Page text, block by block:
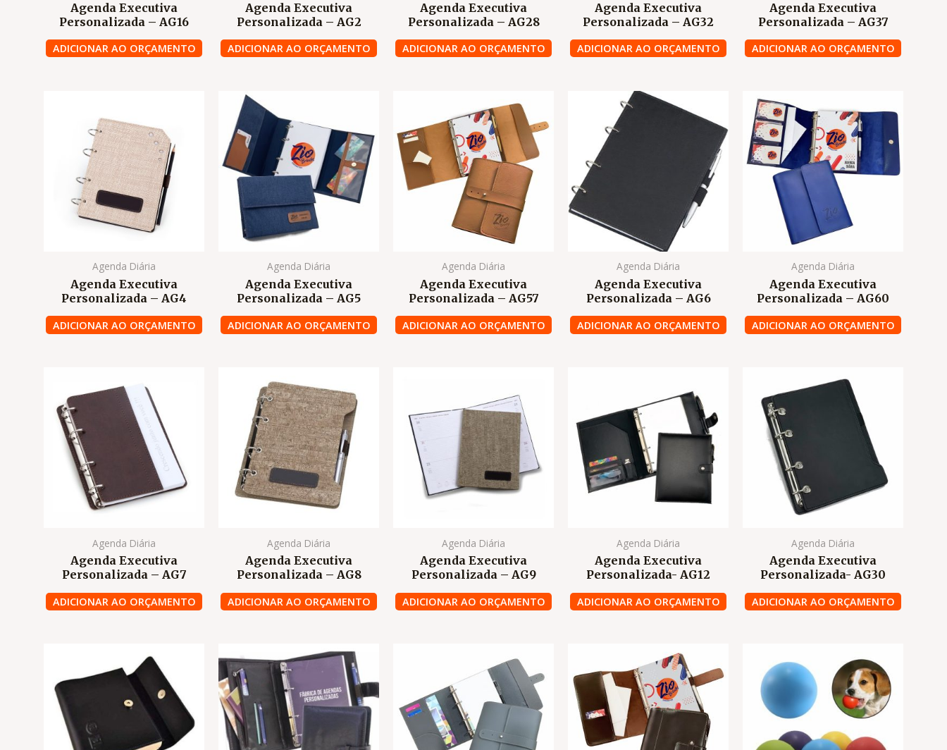
Agenda Executiva
Personalizada – AG16
ADICIONAR AO ORÇAMENTO
Agenda Executiva
Personalizada – AG2
ADICIONAR AO ORÇAMENTO
Agenda Executiva
Personalizada – AG28
ADICIONAR AO ORÇAMENTO
Agenda Executiva
Personalizada – AG32
ADICIONAR AO ORÇAMENTO
Agenda Executiva
Personalizada – AG37
ADICIONAR AO ORÇAMENTO
Agenda Diária
Agenda Executiva
Personalizada – AG4
ADICIONAR AO ORÇAMENTO
Agenda Diária
Agenda Executiva
Personalizada – AG5
ADICIONAR AO ORÇAMENTO
Agenda Diária
Agenda Executiva
Personalizada – AG57
ADICIONAR AO ORÇAMENTO
Agenda Diária
Agenda Executiva
Personalizada – AG6
ADICIONAR AO ORÇAMENTO
Agenda Diária
Agenda Executiva
Personalizada – AG60
ADICIONAR AO ORÇAMENTO
Agenda Diária
Agenda Executiva
Personalizada – AG7
ADICIONAR AO ORÇAMENTO
Agenda Diária
Agenda Executiva
Personalizada – AG8
ADICIONAR AO ORÇAMENTO
Agenda Diária
Agenda Executiva
Personalizada – AG9
ADICIONAR AO ORÇAMENTO
Agenda Diária
Agenda Executiva
Personalizada- AG12
ADICIONAR AO ORÇAMENTO
Agenda Diária
Agenda Executiva
Personalizada- AG30
ADICIONAR AO ORÇAMENTO